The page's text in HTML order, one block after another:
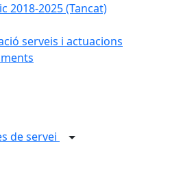
2018-2025 (Tancat)
serveis i actuacions
de servei